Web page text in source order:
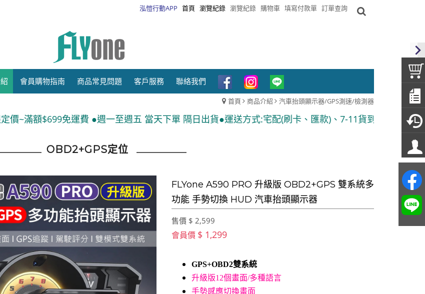
泓愷行動APP 首頁 瀏覽紀錄 瀏覽紀錄 購物車 填寫付款單 訂單查詢
會員購物指南 商品常見問題 客戶服務 聯絡我們
首頁 商品介紹 汽車抬頭顯示器/GPS測速/檢測器
●週一至週五 當天下單 隔日出貨●運送方式:宅配(刷卡、匯款)、7-11貨到付款 ●隨貨附發票
OBD2+GPS定位
FLYone A590 PRO 升級版 OBD2+GPS 雙系統多
功能 手勢切換 HUD 汽車抬頭顯示器
售價 $ 2,599
會員價 $ 1,299
GPS+OBD2雙系統
升級版12個畫面/多種語言
手勢感應切換畫面